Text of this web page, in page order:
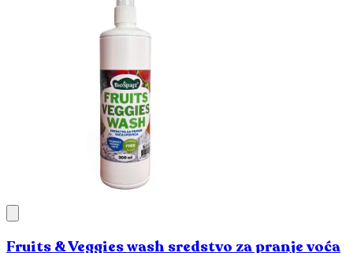
Fruits & Veggies wash sredstvo za pranje voća